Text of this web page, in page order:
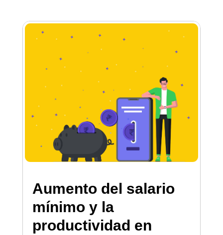
Aumento del salario
mínimo y la
productividad en